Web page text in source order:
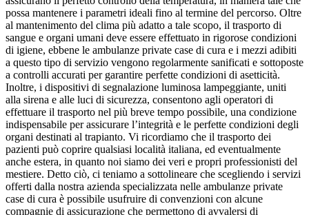
possa mantenere i parametri ideali fino al termine del percorso. Oltre
al mantenimento del clima più adatto a tale scopo, il trasporto di
sangue e organi umani deve essere effettuato in rigorose condizioni
di igiene, ebbene le ambulanze private case di cura e i mezzi adibiti
a questo tipo di servizio vengono regolarmente sanificati e sottoposte
a controlli accurati per garantire perfette condizioni di asetticità.
Inoltre, i dispositivi di segnalazione luminosa lampeggiante, uniti
alla sirena e alle luci di sicurezza, consentono agli operatori di
effettuare il trasporto nel più breve tempo possibile, una condizione
indispensabile per assicurare l’integrità e le perfette condizioni degli
organi destinati al trapianto. Vi ricordiamo che il trasporto dei
pazienti può coprire qualsiasi località italiana, ed eventualmente
anche estera, in quanto noi siamo dei veri e propri professionisti del
mestiere. Detto ciò, ci teniamo a sottolineare che scegliendo i servizi
offerti dalla nostra azienda specializzata nelle ambulanze private
case di cura è possibile usufruire di convenzioni con alcune
compagnie di assicurazione che permettono di avvalersi di